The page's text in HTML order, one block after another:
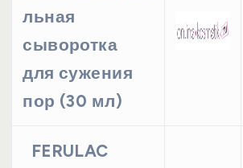
льная
сыворотка
для сужения
пор (30 мл)
FERULAC